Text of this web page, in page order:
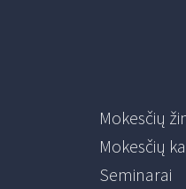
Mokesčių
Mokesčių
Seminarai